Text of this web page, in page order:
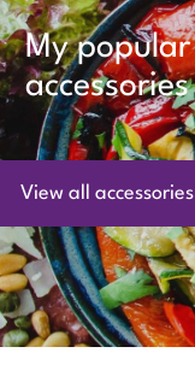
My popular
accessories
View all accessories